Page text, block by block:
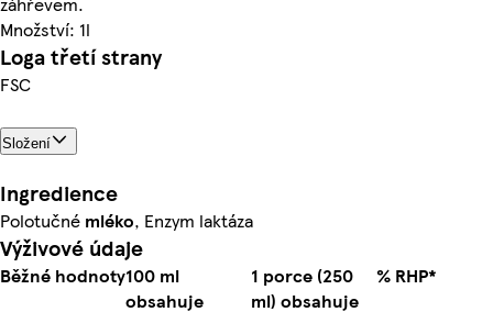
Množství: 1l
Loga třetí strany
FSC
Složení
Ingredience
Polotučné mléko, Enzym laktáza
Výživové údaje
Běžné hodnoty100 ml
obsahuje
1 porce (250
ml) obsahuje
% RHP*